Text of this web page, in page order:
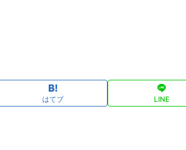
はてブ LINE